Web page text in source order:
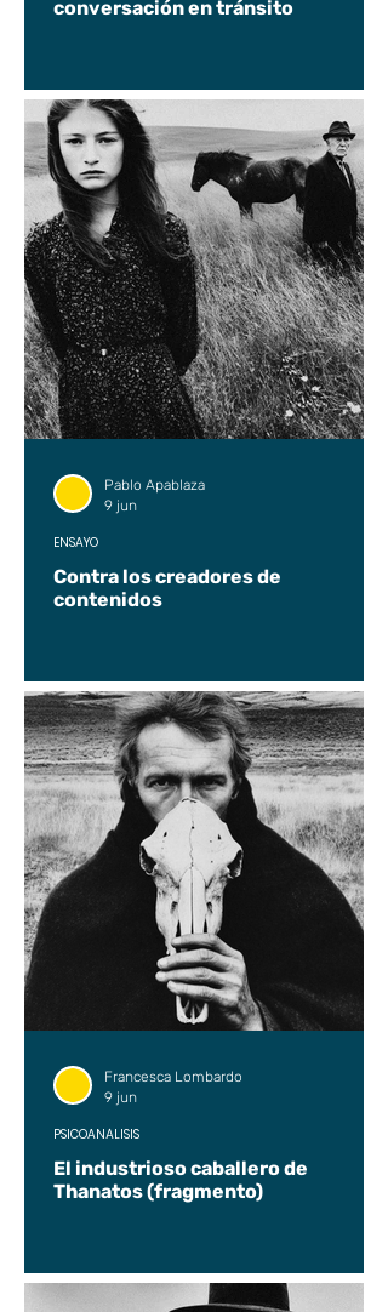
conversación en tránsito
Contra los creadores de
contenidos
ENSAYO
Pablo Apablaza
9 jun
El industrioso caballero de
Thanatos (fragmento)
PSICOANÁLISIS
Francesca Lombardo
9 jun